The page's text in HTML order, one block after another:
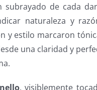
de cada
naturaleza y
y estilo marcaron
una claridad y
, visiblemente